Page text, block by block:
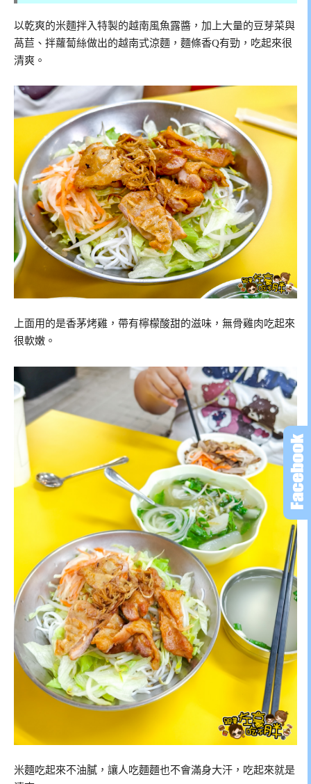
以乾爽的米麵拌入特製的越南風魚露醬，加上大量的豆芽菜與
萵苣、拌蘿蔔絲做出的越南式涼麵，麵條香Q有勁，吃起來很
清爽。
上面用的是香茅烤雞，帶有檸檬酸甜的滋味，無骨雞肉吃起來
很軟嫩。
米麵吃起來不油膩，讓人吃麵麵也不會滿身大汗，吃起來就是